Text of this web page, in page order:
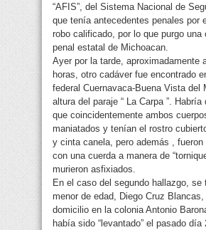
“AFIS”, del Sistema Nacional de
que tenía antecedentes penales por
robo calificado, por lo que purgo una
penal estatal de Michoacan.
Ayer por la tarde, aproximadamente
horas, otro cadáver fue encontrado
federal Cuernavaca-Buena Vista del
altura del paraje “ La Carpa ”.
que coincidentemente ambos
maniatados y tenían el rostro
y cinta canela, pero además , fueron
con una cuerda a manera de
murieron asfixiados.
En el caso del segundo hallazgo, se
menor de edad, Diego Cruz
domicilio en la colonia Antonio
había sido “levantado” el pasado